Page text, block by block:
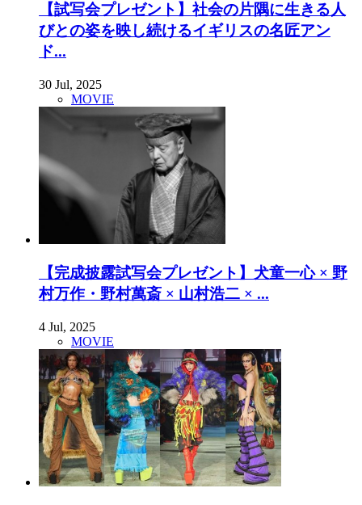
【試写会プレゼント】社会の片隅に生きる人
びとの姿を映し続けるイギリスの名匠アン
ド...
30 Jul, 2025
MOVIE
【完成披露試写会プレゼント】犬童一心 × 野
村万作・野村萬斎 × 山村浩二 × ...
4 Jul, 2025
MOVIE